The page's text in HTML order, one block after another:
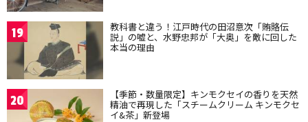
19 教科書と違う！江戸時代の田沼意次「賄賂伝
説」の嘘と、水野忠邦が「大奥」を敵に回した
本当の理由
20 【季節・数量限定】キンモクセイの香りを天然
精油で再現した「スチームクリーム キンモクセ
イ&茶」新登場